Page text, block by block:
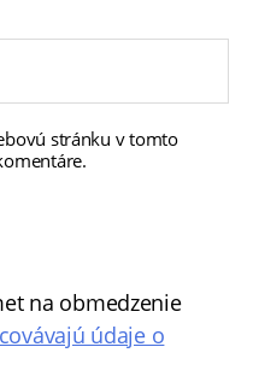
stránku v tomto
na obmedzenie
údaje o